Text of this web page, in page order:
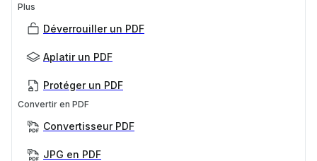
Plus
Déverrouiller un PDF
Aplatir un PDF
Protéger un PDF
Convertir en PDF
Convertisseur PDF
JPG en PDF